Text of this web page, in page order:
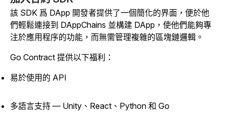
該 SDK 爲 DApp 開發者提供了一個簡化的界面，便於他
們輕鬆連接到 DAppChains 並構建 DApp，使他們能夠專
注於應用程序的功能，而無需管理複雜的區塊鏈邏輯。
Go Contract 提供以下福利：
易於使用的 API
多語言支持 — Unity、React、Python 和 Go